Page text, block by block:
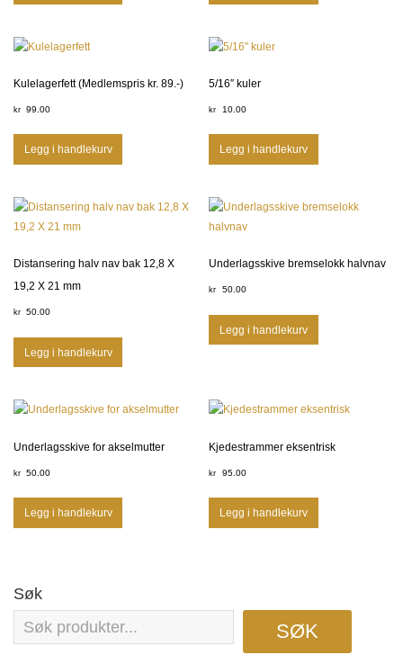
Kulelagerfett (Medlemspris kr. 89.-)
kr 99.00
Legg i handlekurv
5/16″ kuler
kr 10.00
Legg i handlekurv
Distansering halv nav bak 12,8 X
19,2 X 21 mm
kr 50.00
Legg i handlekurv
Underlagsskive bremselokk halvnav
kr 50.00
Legg i handlekurv
Underlagsskive for akselmutter
kr 50.00
Legg i handlekurv
Kjedestrammer eksentrisk
kr 95.00
Legg i handlekurv
Søk
SØK